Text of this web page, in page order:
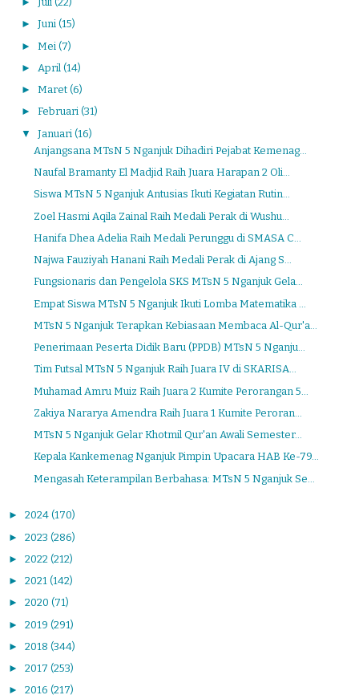
► Juni (15)
► Mei (7)
► April (14)
► Maret (6)
► Februari (31)
▼ Januari (16)
Anjangsana MTsN 5 Nganjuk Dihadiri Pejabat Kemenag...
Naufal Bramanty El Madjid Raih Juara Harapan 2 Oli...
Siswa MTsN 5 Nganjuk Antusias Ikuti Kegiatan Rutin...
Zoel Hasmi Aqila Zainal Raih Medali Perak di Wushu...
Hanifa Dhea Adelia Raih Medali Perunggu di SMASA C...
Najwa Fauziyah Hanani Raih Medali Perak di Ajang S...
Fungsionaris dan Pengelola SKS MTsN 5 Nganjuk Gela...
Empat Siswa MTsN 5 Nganjuk Ikuti Lomba Matematika ...
MTsN 5 Nganjuk Terapkan Kebiasaan Membaca Al-Qur'a...
Penerimaan Peserta Didik Baru (PPDB) MTsN 5 Nganju...
Tim Futsal MTsN 5 Nganjuk Raih Juara IV di SKARISA...
Muhamad Amru Muiz Raih Juara 2 Kumite Perorangan 5...
Zakiya Nararya Amendra Raih Juara 1 Kumite Peroran...
MTsN 5 Nganjuk Gelar Khotmil Qur'an Awali Semester...
Kepala Kankemenag Nganjuk Pimpin Upacara HAB Ke-79...
Mengasah Keterampilan Berbahasa: MTsN 5 Nganjuk Se...
► 2024 (170)
► 2023 (286)
► 2022 (212)
► 2021 (142)
► 2020 (71)
► 2019 (291)
► 2018 (344)
► 2017 (253)
► 2016 (217)